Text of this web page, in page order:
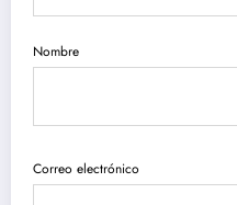
Nombre
Correo electrónico